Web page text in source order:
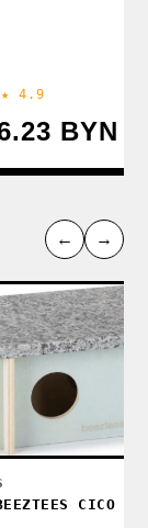
4.9
BYN
← →
CICO